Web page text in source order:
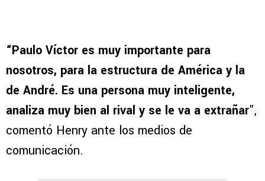
“Paulo Víctor es muy importante para
nosotros, para la estructura de América y la
de André. Es una persona muy inteligente,
analiza muy bien al rival y se le va a extrañar”,
comentó Henry ante los medios de
comunicación.